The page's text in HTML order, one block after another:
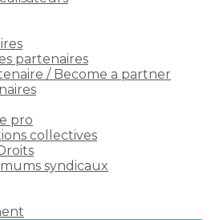
partenaires
/ Become a partner
pro
collectives
syndicaux